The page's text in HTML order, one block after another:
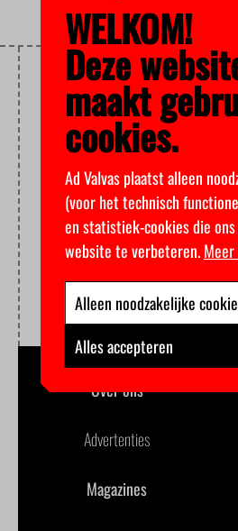
Over ons
Advertenties
Magazines
WELKOM!
Deze
maakt
cookies.
Ad Valvas plaatst alleen
(voor het technisch
en statistiek-cookies die
website te verbeteren.
Alleen noodzakelijke
Alles accepteren